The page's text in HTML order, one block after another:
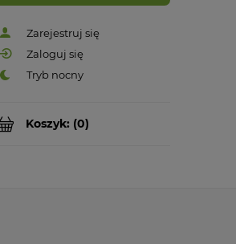
Zarejestruj się
Zaloguj się
Koszyk: (0)